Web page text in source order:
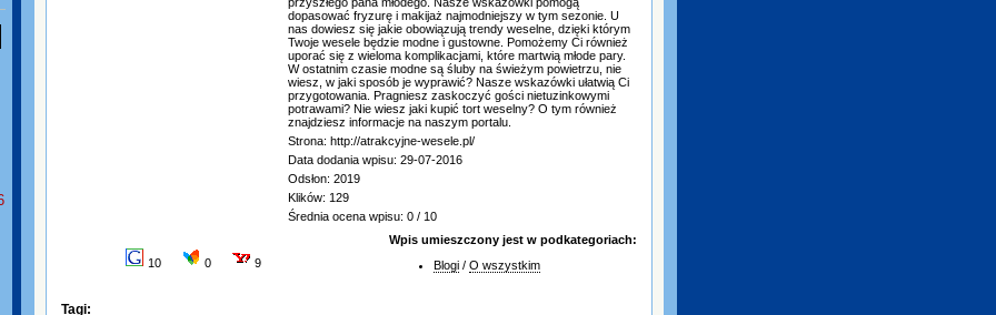
dopasować fryzurę i makijaż najmodniejszy w tym sezonie. U
nas dowiesz się jakie obowiązują trendy weselne, dzięki którym
Twoje wesele będzie modne i gustowne. Pomożemy Ci również
uporać się z wieloma komplikacjami, które martwią młode pary.
W ostatnim czasie modne są śluby na świeżym powietrzu, nie
wiesz, w jaki sposób je wyprawić? Nasze wskazówki ułatwią Ci
przygotowania. Pragniesz zaskoczyć gości nietuzinkowymi
potrawami? Nie wiesz jaki kupić tort weselny? O tym również
znajdziesz informacje na naszym portalu.
Strona: http://atrakcyjne-wesele.pl/
Data dodania wpisu: 29-07-2016
Odsłon: 2019
Klików: 129
Średnia ocena wpisu: 0 / 10
10 0 9
Wpis umieszczony jest w podkategoriach:
Blogi / O wszystkim
Tagi: